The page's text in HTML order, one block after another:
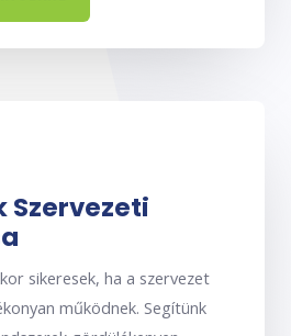
Szervezeti
sikeresek, ha a szervezet
működnek. Segítünk